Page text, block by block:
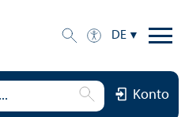
DE
Konto